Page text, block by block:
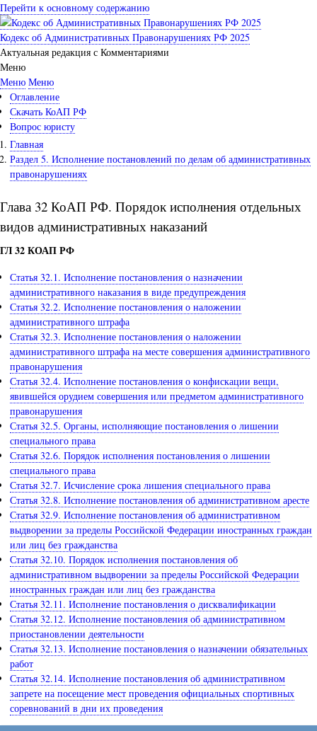
Перейти к основному содержанию
Кодекс об Административных Правонарушениях РФ 2025
Актуальная редакция с Комментариями
Меню
Меню Меню
Оглавление
Скачать КоАП РФ
Вопрос юристу
Главная
Раздел 5. Исполнение постановлений по делам об административных
правонарушениях
Глава 32 КоАП РФ. Порядок исполнения отдельных
видов административных наказаний
ГЛ 32 КОАП РФ
Статья 32.1. Исполнение постановления о назначении
административного наказания в виде предупреждения
Статья 32.2. Исполнение постановления о наложении
административного штрафа
Статья 32.3. Исполнение постановления о наложении
административного штрафа на месте совершения административного
правонарушения
Статья 32.4. Исполнение постановления о конфискации вещи,
явившейся орудием совершения или предметом административного
правонарушения
Статья 32.5. Органы, исполняющие постановления о лишении
специального права
Статья 32.6. Порядок исполнения постановления о лишении
специального права
Статья 32.7. Исчисление срока лишения специального права
Статья 32.8. Исполнение постановления об административном аресте
Статья 32.9. Исполнение постановления об административном
выдворении за пределы Российской Федерации иностранных граждан
или лиц без гражданства
Статья 32.10. Порядок исполнения постановления об
административном выдворении за пределы Российской Федерации
иностранных граждан или лиц без гражданства
Статья 32.11. Исполнение постановления о дисквалификации
Статья 32.12. Исполнение постановления об административном
приостановлении деятельности
Статья 32.13. Исполнение постановления о назначении обязательных
работ
Статья 32.14. Исполнение постановления об административном
запрете на посещение мест проведения официальных спортивных
соревнований в дни их проведения